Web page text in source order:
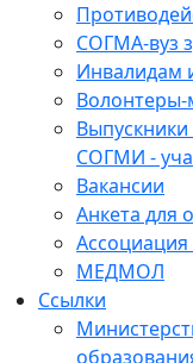
СОГМА-вуз
Инвалидам
СОГМИ -
Вакансии
Анкета для
МЕДМОЛ
Ссылки